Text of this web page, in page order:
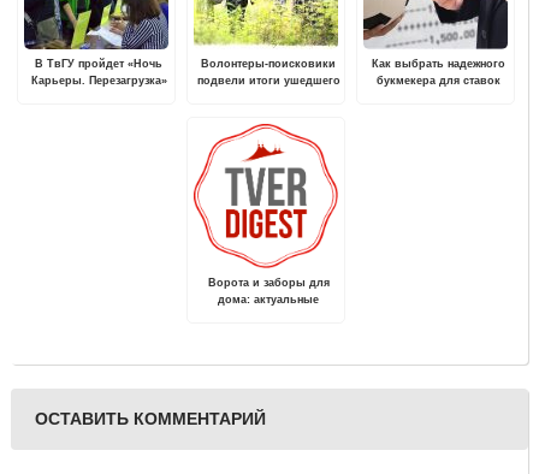
В ТвГУ пройдет «Ночь
Карьеры. Перезагрузка»
Волонтеры-поисковики
подвели итоги ушедшего
Как выбрать надежного
букмекера для ставок
Ворота и заборы для
дома: актуальные
ОСТАВИТЬ КОММЕНТАРИЙ